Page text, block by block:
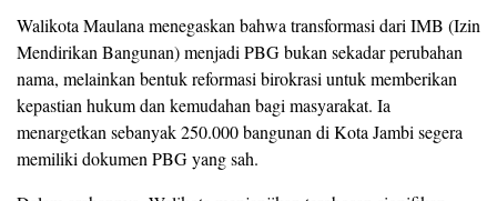
​Walikota Maulana menegaskan bahwa transformasi dari IMB (Izin
Mendirikan Bangunan) menjadi PBG bukan sekadar perubahan
nama, melainkan bentuk reformasi birokrasi untuk memberikan
kepastian hukum dan kemudahan bagi masyarakat. Ia
menargetkan sebanyak 250.000 bangunan di Kota Jambi segera
memiliki dokumen PBG yang sah.